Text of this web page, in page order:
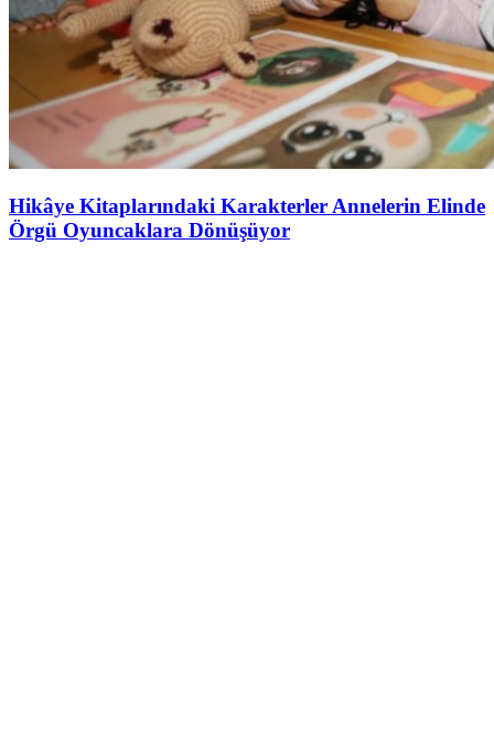
Hikâye Kitaplarındaki Karakterler Annelerin Elinde
Örgü Oyuncaklara Dönüşüyor